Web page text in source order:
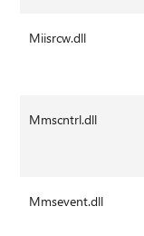
Miisrcw.dll
Mmscntrl.dll
Mmsevent.dll